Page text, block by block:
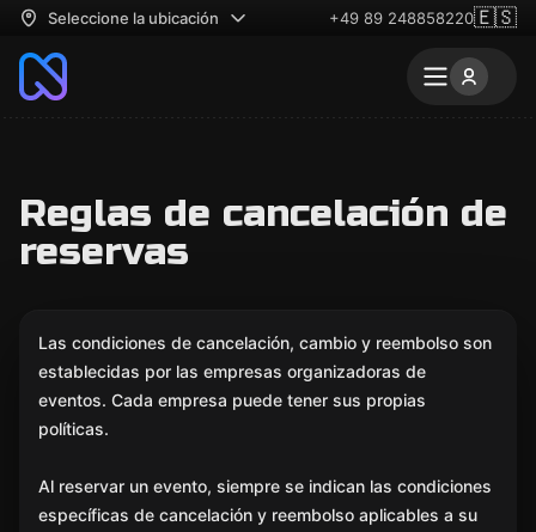
Seleccione la ubicación +49 89 248858220🇪🇸
Reglas de cancelación de
reservas
Las condiciones de cancelación, cambio y reembolso son
establecidas por las empresas organizadoras de
eventos. Cada empresa puede tener sus propias
políticas.
Al reservar un evento, siempre se indican las condiciones
específicas de cancelación y reembolso aplicables a su